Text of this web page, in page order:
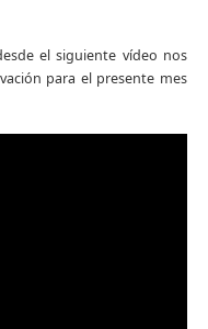
el siguiente vídeo nos
para el presente mes